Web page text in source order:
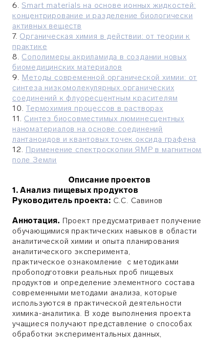
6.Smart materials на основе ионных жидкостей:
концентрирование и разделение биологически
активных веществ
7. Органическая химия в действии: от теории к
практике
8. Сополимеры акриламида в создании новых
биомедицинских материалов
9. Методы современной органической химии: от
синтеза низкомолекулярных органических
соединений к флуоресцентным красителям
10.Термохимия процессов в растворах
11. Синтез биосовместимых люминесцентных
наноматериалов на основе соединений
лантаноидов и квантовых точек оксида графена
12. Применение спектроскопии ЯМР в магнитном
поле Земли
Описание проектов
1. Анализ пищевых продуктов
Руководитель проекта: С.С. Савинов
Аннотация. Проект предусматривает получение
обучающимися практических навыков в области
аналитической химии и опыта планирования
аналитического эксперимента,
практическое ознакомление с методиками
пробоподготовки реальных проб пищевых
продуктов и определение элементного состава
современными методами анализа, которые
используются в практической деятельности
химика-аналитика. В ходе выполнения проекта
учащиеся получают представление о способах
обработки экспериментальных данных,